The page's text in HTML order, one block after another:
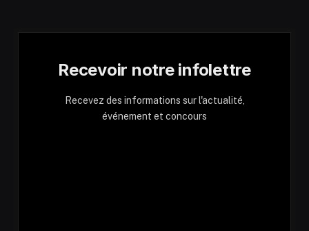
Recevoir notre infolettre
Recevez des informations sur l'actualité,
événement et concours